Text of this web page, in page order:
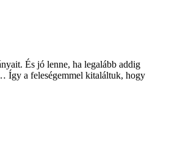
És jó lenne, ha legalább addig
Így a feleségemmel kitaláltuk, hogy